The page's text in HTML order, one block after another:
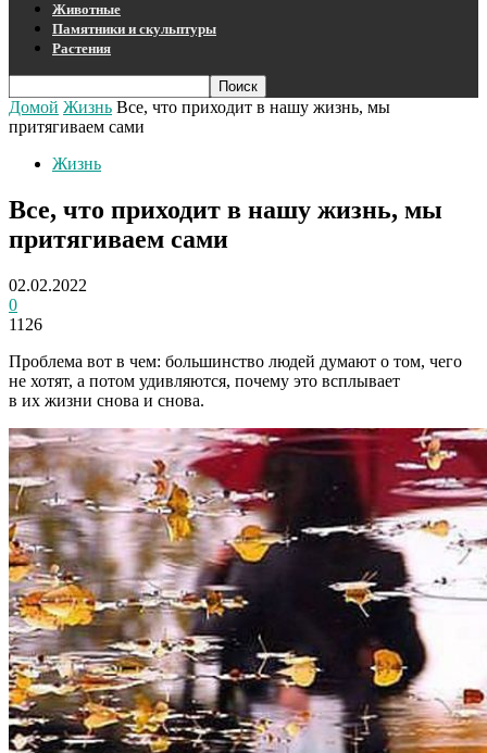
Животные
Памятники и скульптуры
Растения
Домой Жизнь Все, что приходит в нашу жизнь, мы
притягиваем сами
Жизнь
Все, что приходит в нашу жизнь, мы
притягиваем сами
02.02.2022
0
1126
Проблема вот в чем: большинство людей думают о том, чего
не хотят, а потом удивляются, почему это всплывает
в их жизни снова и снова.